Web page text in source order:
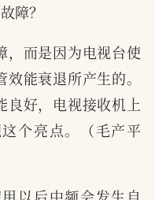
障？
，而是因为电视台使
能衰退所产生的。
良好，电视接收机上
个亮点。（毛产平
以后中频会发生自